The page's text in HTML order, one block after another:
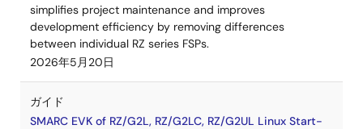
simplifies project maintenance and improves
development efficiency by removing differences
between individual RZ series FSPs.
2026年5月20日
ガイド
SMARC EVK of RZ/G2L, RZ/G2LC, RZ/G2UL Linux Start-